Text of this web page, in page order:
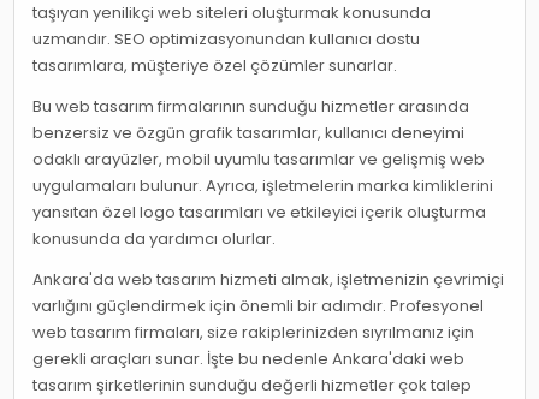
taşıyan yenilikçi web siteleri oluşturmak konusunda
uzmandır. SEO optimizasyonundan kullanıcı dostu
tasarımlara, müşteriye özel çözümler sunarlar.
Bu web tasarım firmalarının sunduğu hizmetler arasında
benzersiz ve özgün grafik tasarımlar, kullanıcı deneyimi
odaklı arayüzler, mobil uyumlu tasarımlar ve gelişmiş web
uygulamaları bulunur. Ayrıca, işletmelerin marka kimliklerini
yansıtan özel logo tasarımları ve etkileyici içerik oluşturma
konusunda da yardımcı olurlar.
Ankara'da web tasarım hizmeti almak, işletmenizin çevrimiçi
varlığını güçlendirmek için önemli bir adımdır. Profesyonel
web tasarım firmaları, size rakiplerinizden sıyrılmanız için
gerekli araçları sunar. İşte bu nedenle Ankara'daki web
tasarım şirketlerinin sunduğu değerli hizmetler çok talep